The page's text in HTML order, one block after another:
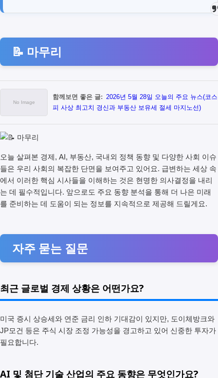
📝 마무리
함께보면 좋은 글: 2026년 5월 28일 오늘의 주요 뉴스(코스
피 사상 최고치 경신과 부동산 보유세 절세 마지노선)
오늘 살펴본 경제, AI, 부동산, 국내외 정책 동향 및 다양한 사회 이슈
들은 우리 사회의 복잡한 단면을 보여주고 있어요. 급변하는 세상 속
에서 이러한 핵심 시사들을 이해하는 것은 현명한 의사결정을 내리
는 데 필수적입니다. 앞으로도 주요 동향 분석을 통해 더 나은 미래
를 준비하는 데 도움이 되는 정보를 지속적으로 제공해 드릴게요.
자주 묻는 질문
최근 글로벌 경제 상황은 어떤가요?
미국 증시 상승세와 연준 금리 인하 기대감이 있지만, 도이체방크와
JP모건 등은 주식 시장 조정 가능성을 경고하고 있어 신중한 투자가
필요합니다.
AI 및 첨단 기술 산업의 주요 동향은 무엇인가요?